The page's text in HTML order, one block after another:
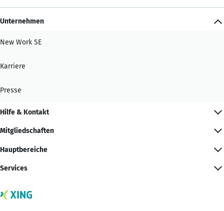
Unternehmen
New Work SE
Karriere
Presse
Hilfe & Kontakt
Mitgliedschaften
Hauptbereiche
Services